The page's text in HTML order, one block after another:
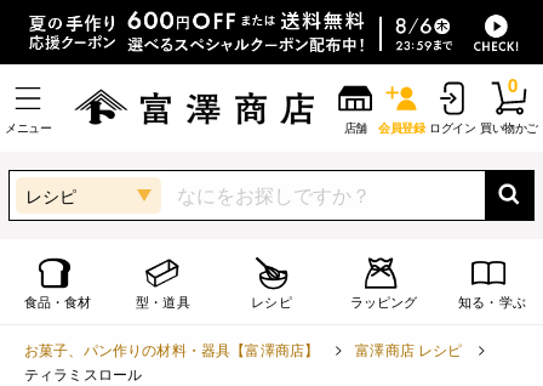
メニュー 店舗 会員登録 ログイン 買い物かご
0
レシピ
食品・食材 型・道具 レシピ ラッピング 知る・学ぶ
お菓子、パン作りの材料・器具【富澤商店】
富澤商店 レシピ
ティラミスロール